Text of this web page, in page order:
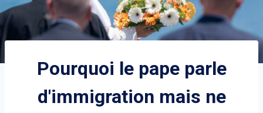
Pourquoi le pape parle
d'immigration mais ne